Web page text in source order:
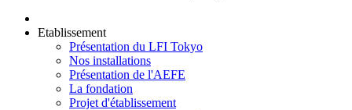
Etablissement
Présentation du LFI Tokyo
Nos installations
Présentation de l'AEFE
La fondation
Projet d'établissement